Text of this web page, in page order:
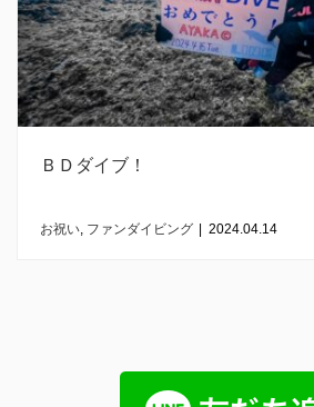
ＢＤダイブ！
お祝い ファンダイビング | 2024.04.14